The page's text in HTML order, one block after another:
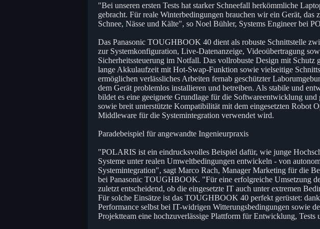
"Bei unseren ersten Tests hat starker Schneefall herkömmliche
gebracht. Für reale Winterbedingungen brauchen wir ein Gerät, das
Schnee, Nässe und Kälte", so Noel Bühler, Systems Engineer bei
Das Panasonic TOUGHBOOK 40 dient als robuste Schnittstelle
zur Systemkonfiguration, Live-Datenanzeige, Videoübertragung
Sicherheitssteuerung im Notfall. Das vollrobuste Design mit Schutz
lange Akkulaufzeit mit Hot-Swap-Funktion sowie vielseitige
ermöglichen verlässliches Arbeiten fernab geschützter
dem Gerät problemlos installieren und betreiben. Als stabile und
bildet es eine geeignete Grundlage für die Softwareentwicklung
sowie breit unterstützte Kompatibilität mit dem eingesetzten Robot
Middleware für die Systemintegration verwendet wird.
Paradebeispiel für angewandte Ingenieurpraxis
"POLARIS ist ein eindrucksvolles Beispiel dafür, wie junge
Systeme unter realen Umweltbedingungen entwickeln - von
Systemintegration", sagt Marco Rach, Manager Marketing für die
bei Panasonic TOUGHBOOK. "Für eine erfolgreiche Umsetzung
zuletzt entscheidend, ob die eingesetzte IT auch unter extremen
Für solche Einsätze ist das TOUGHBOOK 40 perfekt gerüstet:
Performance selbst bei IT-widrigen Witterungsbedingungen sowie
Projektteam eine hochzuverlässige Plattform für Entwicklung, Tests